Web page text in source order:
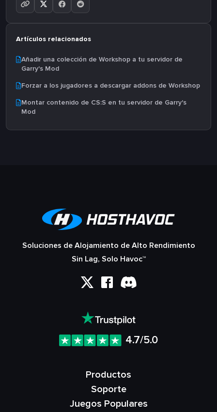
Artículos relacionados
Añadir una colección de Workshop a tu servidor de
Garry's Mod
Forzar a los jugadores a descargar addons de Workshop
Montar contenido de CS:S en tu servidor de Garry's
Mod
Soluciones de Alojamiento de Alto Rendimiento
Sin Lag, Solo Havoc™
4.7/5.0
Productos
Soporte
Juegos Populares